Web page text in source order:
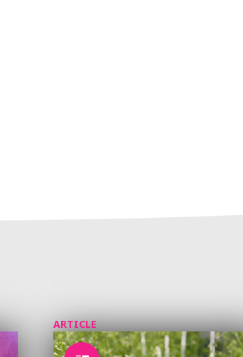
ARTICLE